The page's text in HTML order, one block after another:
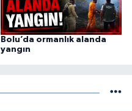
Bolu’da ormanlık alanda
yangın